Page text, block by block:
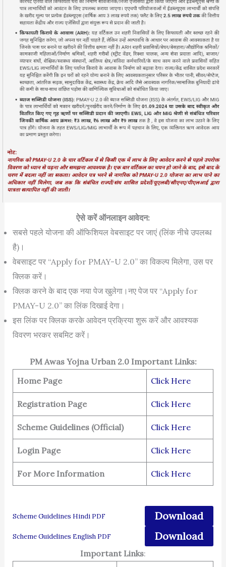
ऐसे करें ऑनलाइन आवेदन:
सबसे पहले योजना की ऑफिशियल वेबसाइट पर जाएं (लिंक नीचे उपलब्ध
है)।
वेबसाइट पर “Apply for PMAY-U 2.0” का विकल्प मिलेगा, उस पर
क्लिक करें।
क्लिक करने के बाद एक नया पेज खुलेगा।नए पेज पर “Apply for
PMAY-U 2.0” का लिंक दिखाई देगा।
इस लिंक पर क्लिक करके आवेदन प्रक्रिया शुरू करें और आवश्यक
विवरण भरकर सबमिट करें।
PM Awas Yojna Urban 2.0 Important Links:
Home Page
Click Here
Registration Page Click Here
Scheme Guidelines (Official) Click Here
Login Page Click Here
For More Information Click Here
Scheme Guidelines Hindi PDF Download
Scheme Guidelines English PDF Download
Important Links: